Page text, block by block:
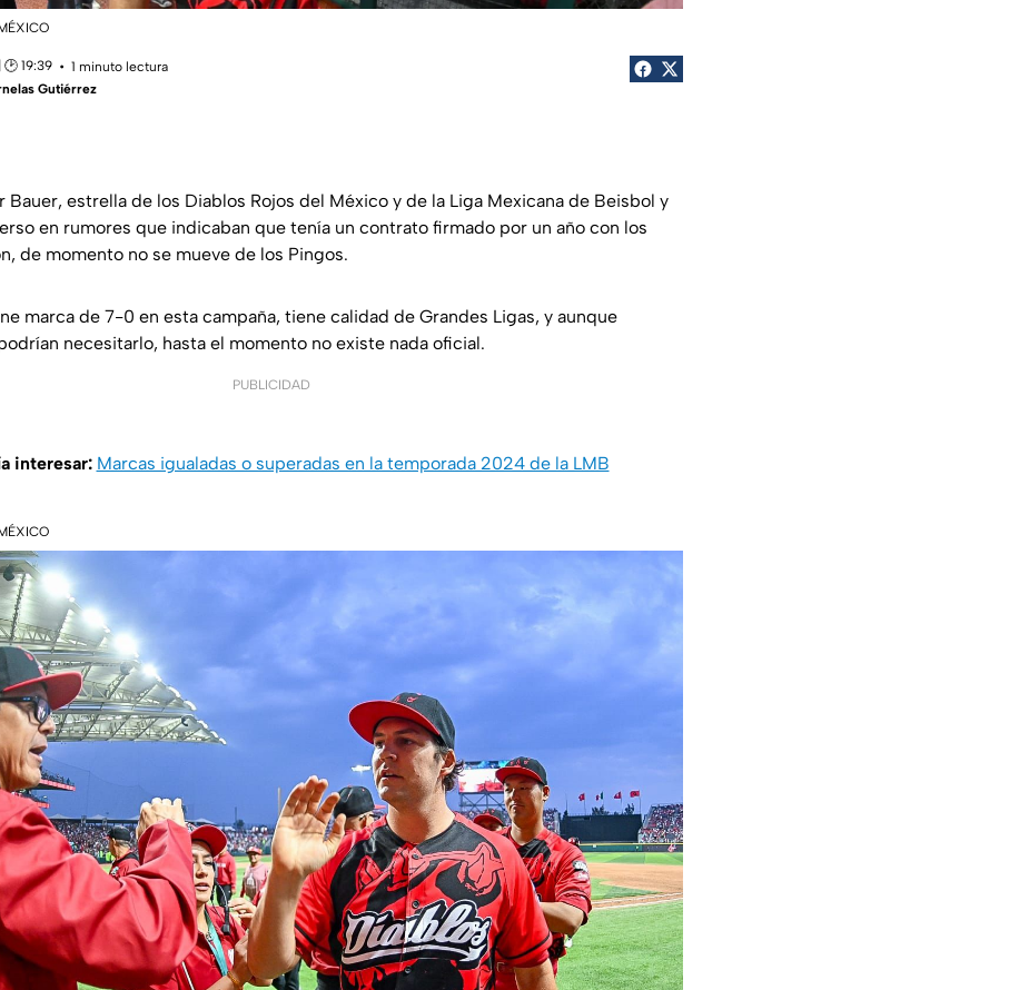
19:39
1 minuto lectura
Gutiérrez
Bauer, estrella de los Diablos Rojos del México y de la Liga Mexicana de Beisbol y
en rumores que indicaban que tenía un contrato firmado por un año con los
de momento no se mueve de los Pingos.
marca de 7-0 en esta campaña, tiene calidad de Grandes Ligas, y aunque
necesitarlo, hasta el momento no existe nada oficial.
PUBLICIDAD
interesar: Marcas igualadas o superadas en la temporada 2024 de la LMB